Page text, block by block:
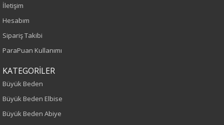
Yetişkin
Kalıp
Boy
İletişim
Hesabım
Sipariş Takibi
ParaPuan Kullanımı
KATEGORİLER
Büyük Beden
Büyük Beden Elbise
Büyük Beden Abiye